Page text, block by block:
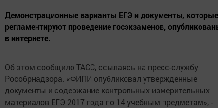
Демонстрационные варианты ЕГЭ и документы, которые
регламентируют проведение госэкзаменов,
в интернете.
Об этом сообщило ТАСС, ссылаясь на пресс-службу
Рособрнадзора. «ФИПИ опубликовал утвержденные
документы и содержание контрольных измерительных
материалов ЕГЭ 2017 года по 14 учебным предметам», -